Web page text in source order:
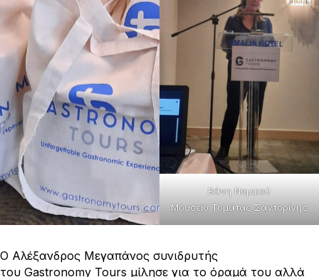
Βάνη Νομικού
Μουσείο Τομάτας Σαντορίνης
O Αλέξανδρος Μεγαπάνος συνιδρυτής
του Gastronomy Tours μίλησε για το όραμά του αλλά